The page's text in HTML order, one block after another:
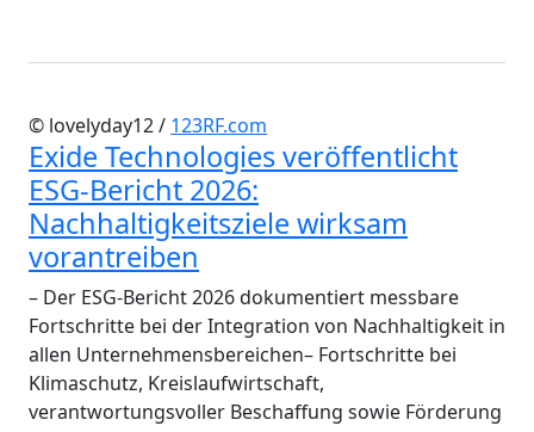
© lovelyday12 / 123RF.com
Exide Technologies veröffentlicht
ESG-Bericht 2026:
Nachhaltigkeitsziele wirksam
vorantreiben
– Der ESG-Bericht 2026 dokumentiert messbare
Fortschritte bei der Integration von Nachhaltigkeit in
allen Unternehmensbereichen– Fortschritte bei
Klimaschutz, Kreislaufwirtschaft,
verantwortungsvoller Beschaffung sowie Förderung